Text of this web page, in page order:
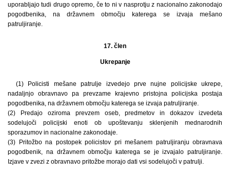
uporabljajo tudi drugo opremo, če to ni v nasprotju z nacionalno zakonodajo
pogodbenika, na državnem območju katerega se izvaja mešano
patruljiranje.
17. člen
Ukrepanje
(1) Policisti mešane patrulje izvedejo prve nujne policijske ukrepe,
nadaljnjo obravnavo pa prevzame krajevno pristojna policijska postaja
pogodbenika, na državnem območju katerega se izvaja patruljiranje.
(2) Predajo oziroma prevzem oseb, predmetov in dokazov izvedeta
sodelujoči policijski enoti ob upoštevanju sklenjenih mednarodnih
sporazumov in nacionalne zakonodaje.
(3) Pritožbo na postopek policistov pri mešanem patruljiranju obravnava
pogodbenik, na državnem območju katerega se je izvajalo patruljiranje.
Izjave v zvezi z obravnavo pritožbe morajo dati vsi sodelujoči v patrulji.